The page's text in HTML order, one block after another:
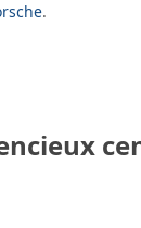
.